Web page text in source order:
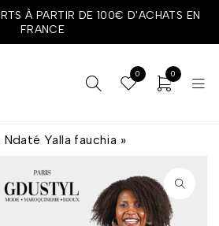
À PARTIR DE 100€ D'ACHATS EN
FRANCE
0 0
Ndaté Yalla fauchia »